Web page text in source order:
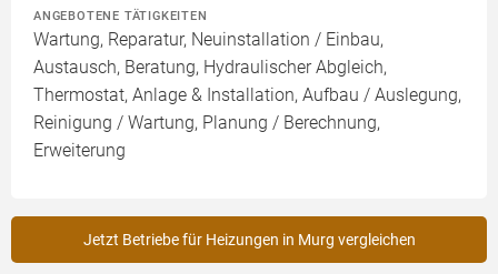
ANGEBOTENE TÄTIGKEITEN
Wartung, Reparatur, Neuinstallation / Einbau,
Austausch, Beratung, Hydraulischer Abgleich,
Thermostat, Anlage & Installation, Aufbau / Auslegung,
Reinigung / Wartung, Planung / Berechnung,
Erweiterung
Jetzt Betriebe für Heizungen in Murg vergleichen